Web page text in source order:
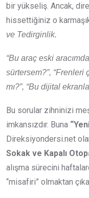
bir yükseliş. Ancak,
hissettiğiniz o
ve Tedirginlik.
“Bu araç eski
sürtersem?”,
mı?”, “Bu dijital
Bu sorular zihninizi
imkansızdır. Buna
Direksiyondersi.net
Sokak ve Kapalı
alışma sürecini
“misafiri” olmaktan